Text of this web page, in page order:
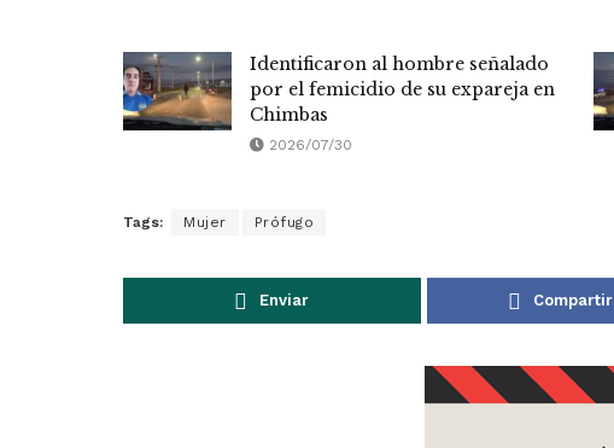
Identificaron al hombre señalado
por el femicidio de su expareja en
Chimbas
2026/07/30
Tags: Mujer Prófugo
Enviar Compartir